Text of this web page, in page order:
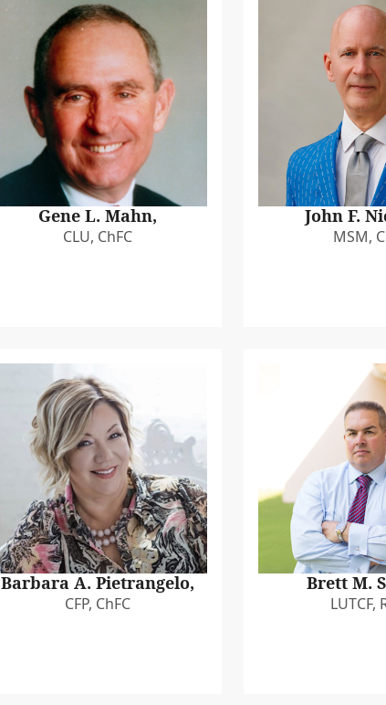
Gene L. Mahn,
CLU, ChFC
John F.
MSM,
Barbara A. Pietrangelo,
CFP, ChFC
Brett M.
LUTCF,